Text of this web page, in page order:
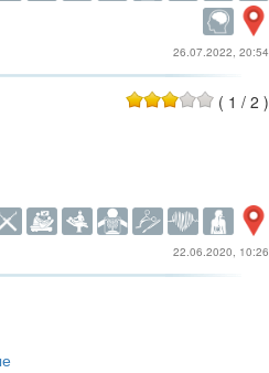
26.07.2022, 20:54
( 1 / 2 )
22.06.2020, 10:26